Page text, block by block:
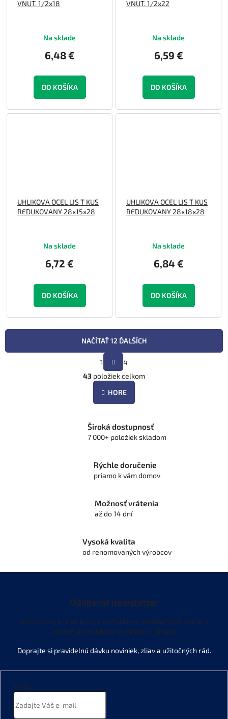
VNUT. 1/2x18
Na sklade
6,48 €
DO KOŠÍKA
VNUT. 1/2x22
Na sklade
6,59 €
DO KOŠÍKA
UHLIKOVA OCEL LIS T KUS
REDUKOVANY 28x15x28
Na sklade
6,72 €
DO KOŠÍKA
UHLIKOVA OCEL LIS T KUS
REDUKOVANY 28x18x28
Na sklade
6,84 €
DO KOŠÍKA
O
v
l
c
i
r
v
v
ý
s
u
NAČÍTAŤ 12 ĎALŠÍCH
t
r
á
n
a
n
1
4
43 položiek celkom
HORE
Široká dostupnosť
7 000+ položiek skladom
Rýchle doručenie
priamo k vám domov
Možnosť vrátenia
až do 14 dní
Vysoká kvalita
od renomovaných výrobcov
Odoberať newsletter
Vložte svoj e-mail a my Vám budeme zasielať informácie o
nových produktoch na našom e-shope.
Email